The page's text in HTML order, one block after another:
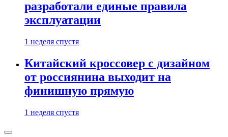
разработали единые правила
эксплуатации
1 неделя спустя
Китайский кроссовер с дизайном
от россиянина выходит на
финишную прямую
1 неделя спустя